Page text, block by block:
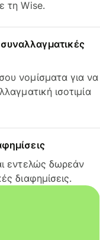
τη Wise.
νομίσματα για να
ισοτιμία
εντελώς δωρεάν
διαφημίσεις.